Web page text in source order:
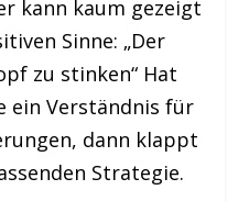
kann kaum gezeigt
Sinne: „Der
zu stinken“ Hat
ein Verständnis für
dann klappt
Strategie.